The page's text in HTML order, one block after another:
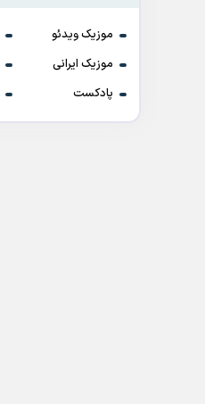
موزیک ویدئو
موزیک ایرانی
پادکست